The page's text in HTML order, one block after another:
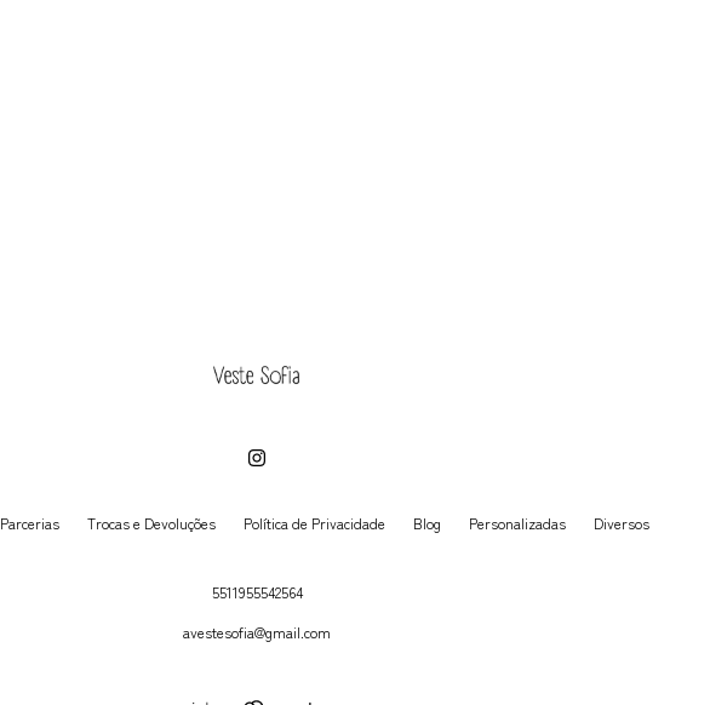
Parcerias Trocas e Devoluções Política de Privacidade Blog Personalizadas Diversos
5511955542564
avestesofia@gmail.com